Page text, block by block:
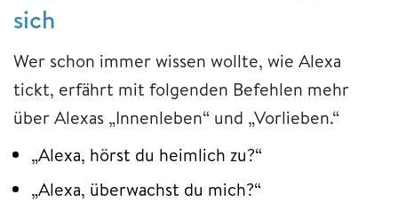
sich
Wer schon immer wissen wollte, wie Alexa
tickt, erfährt mit folgenden Befehlen mehr
über Alexas „Innenleben“ und „Vorlieben.“
„Alexa, hörst du heimlich zu?“
„Alexa, überwachst du mich?“